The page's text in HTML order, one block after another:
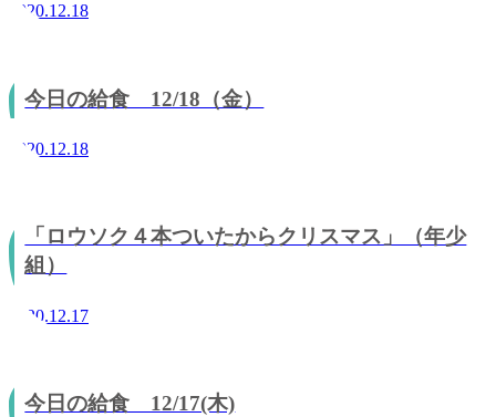
2020.12.18
今日の給食 12/18（金）
2020.12.18
「ロウソク４本ついたからクリスマス」（年少
組）
2020.12.17
今日の給食 12/17(木)